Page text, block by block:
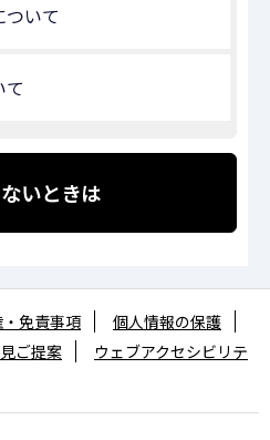
いて
て
いときは
免責事項
個人情報の保護
ご提案
ウェブアクセシビリテ